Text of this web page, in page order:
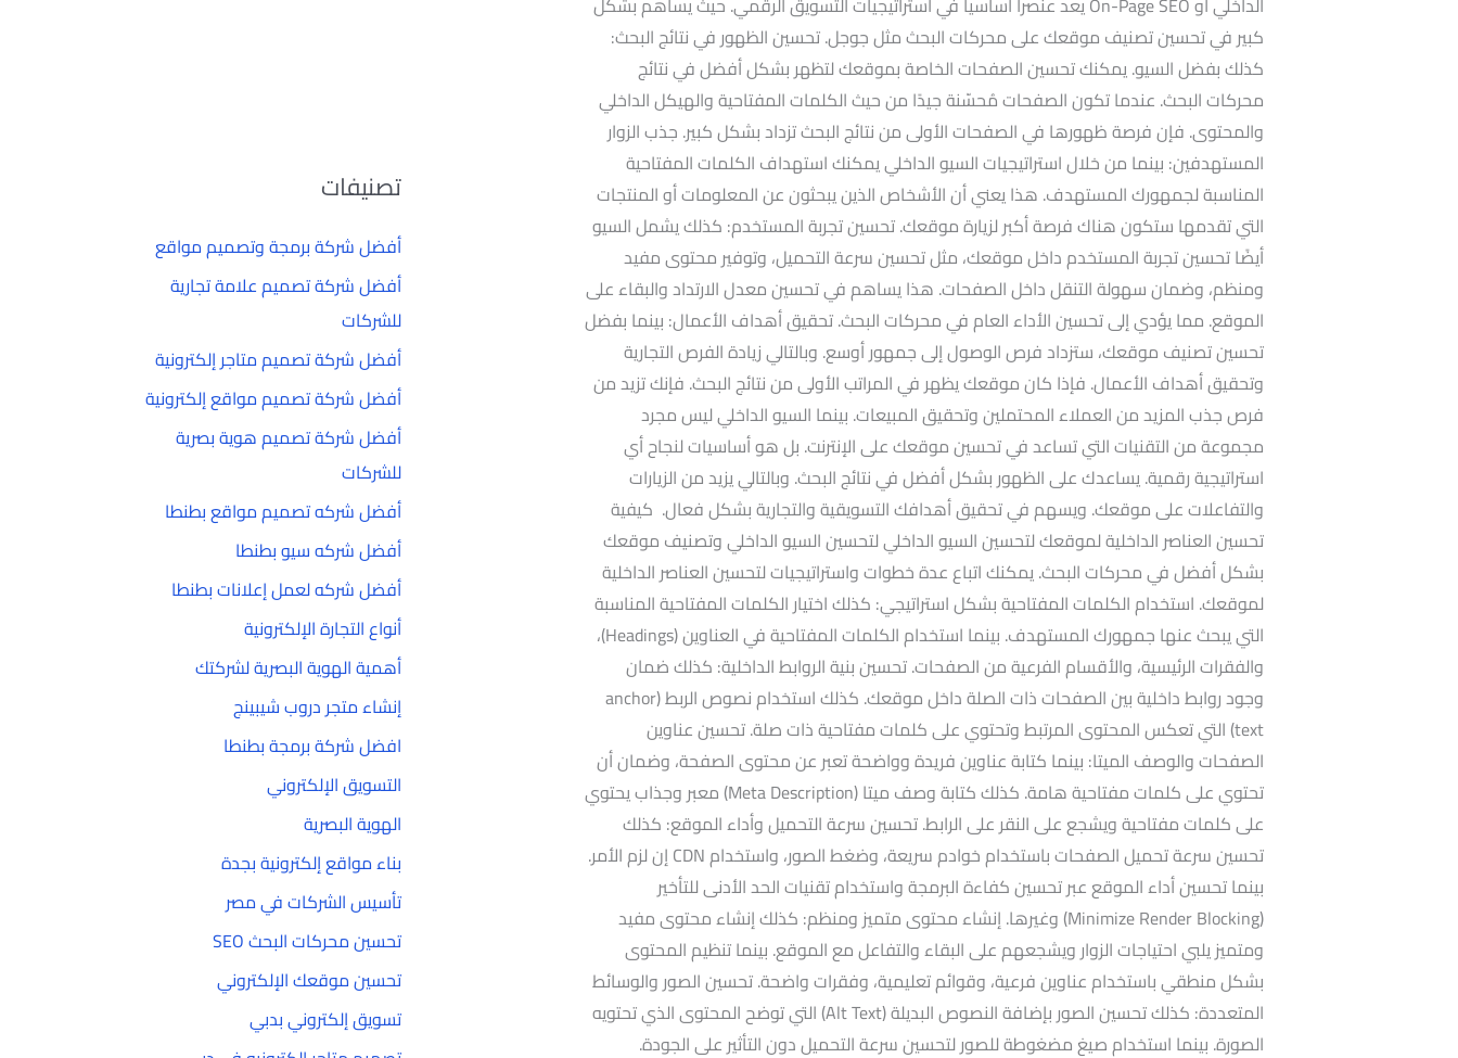
كبير في تحسين تصنيف موقعك على محركات البحث مثل جوجل. تحسين الظهور في نتائج البحث:
كذلك بفضل السيو. يمكنك تحسين الصفحات الخاصة بموقعك لتظهر بشكل أفضل في نتائج
محركات البحث. عندما تكون الصفحات مُحسّنة جيدًا من حيث الكلمات المفتاحية والهيكل الداخلي
والمحتوى. فإن فرصة ظهورها في الصفحات الأولى من نتائج البحث تزداد بشكل كبير. جذب الزوار
المستهدفين: بينما من خلال استراتيجيات السيو الداخلي يمكنك استهداف الكلمات المفتاحية
المناسبة لجمهورك المستهدف. هذا يعني أن الأشخاص الذين يبحثون عن المعلومات أو المنتجات
التي تقدمها ستكون هناك فرصة أكبر لزيارة موقعك. تحسين تجربة المستخدم: كذلك يشمل السيو
أيضًا تحسين تجربة المستخدم داخل موقعك، مثل تحسين سرعة التحميل، وتوفير محتوى مفيد
ومنظم، وضمان سهولة التنقل داخل الصفحات. هذا يساهم في تحسين معدل الارتداد والبقاء على
الموقع. مما يؤدي إلى تحسين الأداء العام في محركات البحث. تحقيق أهداف الأعمال: بينما بفضل
تحسين تصنيف موقعك، ستزداد فرص الوصول إلى جمهور أوسع. وبالتالي زيادة الفرص التجارية
وتحقيق أهداف الأعمال. فإذا كان موقعك يظهر في المراتب الأولى من نتائج البحث. فإنك تزيد من
فرص جذب المزيد من العملاء المحتملين وتحقيق المبيعات. بينما السيو الداخلي ليس مجرد
مجموعة من التقنيات التي تساعد في تحسين موقعك على الإنترنت. بل هو أساسيات لنجاح أي
استراتيجية رقمية. يساعدك على الظهور بشكل أفضل في نتائج البحث. وبالتالي يزيد من الزيارات
والتفاعلات على موقعك. ويسهم في تحقيق أهدافك التسويقية والتجارية بشكل فعال. كيفية
تحسين العناصر الداخلية لموقعك لتحسين السيو الداخلي لتحسين السيو الداخلي وتصنيف موقعك
بشكل أفضل في محركات البحث. يمكنك اتباع عدة خطوات واستراتيجيات لتحسين العناصر الداخلية
لموقعك. استخدام الكلمات المفتاحية بشكل استراتيجي: كذلك اختيار الكلمات المفتاحية المناسبة
التي يبحث عنها جمهورك المستهدف. بينما استخدام الكلمات المفتاحية في العناوين (Headings)،
والفقرات الرئيسية، والأقسام الفرعية من الصفحات. تحسين بنية الروابط الداخلية: كذلك ضمان
وجود روابط داخلية بين الصفحات ذات الصلة داخل موقعك. كذلك استخدام نصوص الربط (anchor
text) التي تعكس المحتوى المرتبط وتحتوي على كلمات مفتاحية ذات صلة. تحسين عناوين
الصفحات والوصف الميتا: بينما كتابة عناوين فريدة وواضحة تعبر عن محتوى الصفحة، وضمان أن
تحتوي على كلمات مفتاحية هامة. كذلك كتابة وصف ميتا (Meta Description) معبر وجذاب يحتوي
على كلمات مفتاحية ويشجع على النقر على الرابط. تحسين سرعة التحميل وأداء الموقع: كذلك
تحسين سرعة تحميل الصفحات باستخدام خوادم سريعة، وضغط الصور، واستخدام CDN إن لزم الأمر.
بينما تحسين أداء الموقع عبر تحسين كفاءة البرمجة واستخدام تقنيات الحد الأدنى للتأخير
(Minimize Render Blocking) وغيرها. إنشاء محتوى متميز ومنظم: كذلك إنشاء محتوى مفيد
ومتميز يلبي احتياجات الزوار ويشجعهم على البقاء والتفاعل مع الموقع. بينما تنظيم المحتوى
بشكل منطقي باستخدام عناوين فرعية، وقوائم تعليمية، وفقرات واضحة. تحسين الصور والوسائط
المتعددة: كذلك تحسين الصور بإضافة النصوص البديلة (Alt Text) التي توضح المحتوى الذي تحتويه
الصورة. بينما استخدام صيغ مضغوطة للصور لتحسين سرعة التحميل دون التأثير على الجودة.
تصنيفات
أفضل شركة برمجة وتصميم مواقع
أفضل شركة تصميم علامة تجارية
للشركات
أفضل شركة تصميم متاجر إلكترونية
أفضل شركة تصميم مواقع إلكترونية
أفضل شركة تصميم هوية بصرية
للشركات
أفضل شركه تصميم مواقع بطنطا
أفضل شركه سيو بطنطا
أفضل شركه لعمل إعلانات بطنطا
أنواع التجارة الإلكترونية
أهمية الهوية البصرية لشركتك
إنشاء متجر دروب شيبينج
افضل شركة برمجة بطنطا
التسويق الإلكتروني
الهوية البصرية
بناء مواقع إلكترونية بجدة
تأسيس الشركات في مصر
تحسين محركات البحث SEO
تحسين موقعك الإلكتروني
تسويق إلكتروني بدبي